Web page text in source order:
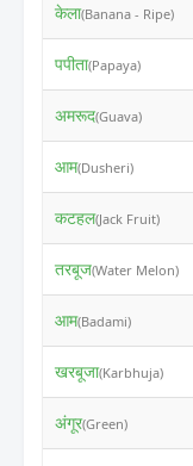
केला(Banana - Ripe)
पपीता(Papaya)
अमरूद(Guava)
आम(Dusheri)
कटहल(Jack Fruit)
तरबूज(Water Melon)
आम(Badami)
खरबूजा(Karbhuja)
अंगूर(Green)